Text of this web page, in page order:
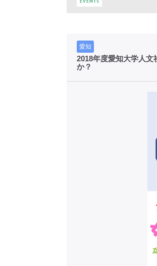
愛知
2018年度愛知大学人
か？